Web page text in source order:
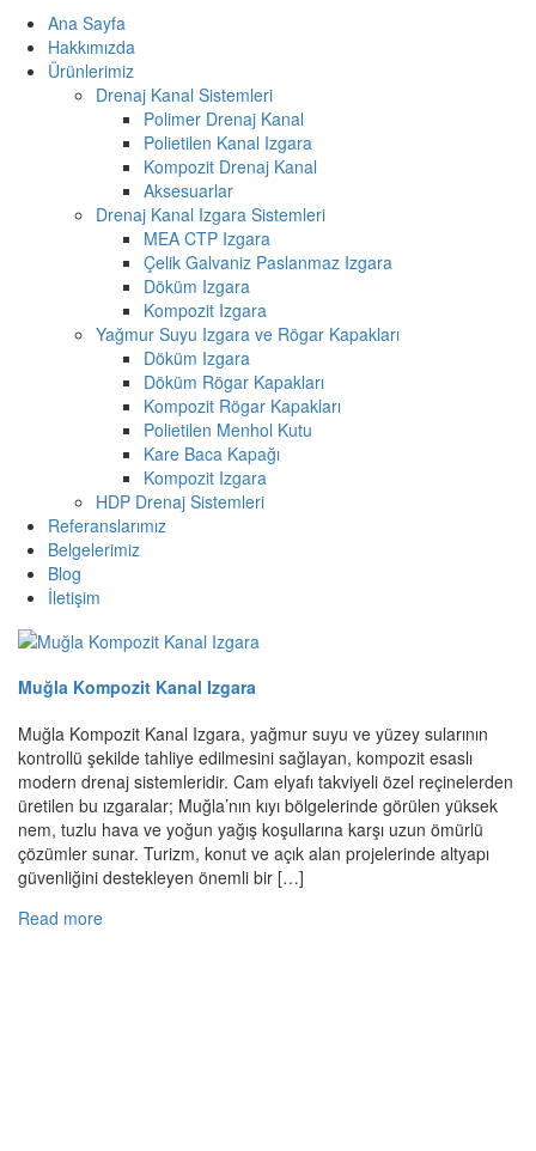
Ana Sayfa
Hakkımızda
Ürünlerimiz
Drenaj Kanal Sistemleri
Polimer Drenaj Kanal
Polietilen Kanal Izgara
Kompozit Drenaj Kanal
Aksesuarlar
Drenaj Kanal Izgara Sistemleri
MEA CTP Izgara
Çelik Galvaniz Paslanmaz Izgara
Döküm Izgara
Kompozit Izgara
Yağmur Suyu Izgara ve Rögar Kapakları
Döküm Izgara
Döküm Rögar Kapakları
Kompozit Rögar Kapakları
Polietilen Menhol Kutu
Kare Baca Kapağı
Kompozit Izgara
HDP Drenaj Sistemleri
Referanslarımız
Belgelerimiz
Blog
İletişim
Muğla Kompozit Kanal Izgara
Muğla Kompozit Kanal Izgara, yağmur suyu ve yüzey sularının
kontrollü şekilde tahliye edilmesini sağlayan, kompozit esaslı
modern drenaj sistemleridir. Cam elyafı takviyeli özel reçinelerden
üretilen bu ızgaralar; Muğla’nın kıyı bölgelerinde görülen yüksek
nem, tuzlu hava ve yoğun yağış koşullarına karşı uzun ömürlü
çözümler sunar. Turizm, konut ve açık alan projelerinde altyapı
güvenliğini destekleyen önemli bir […]
Read more